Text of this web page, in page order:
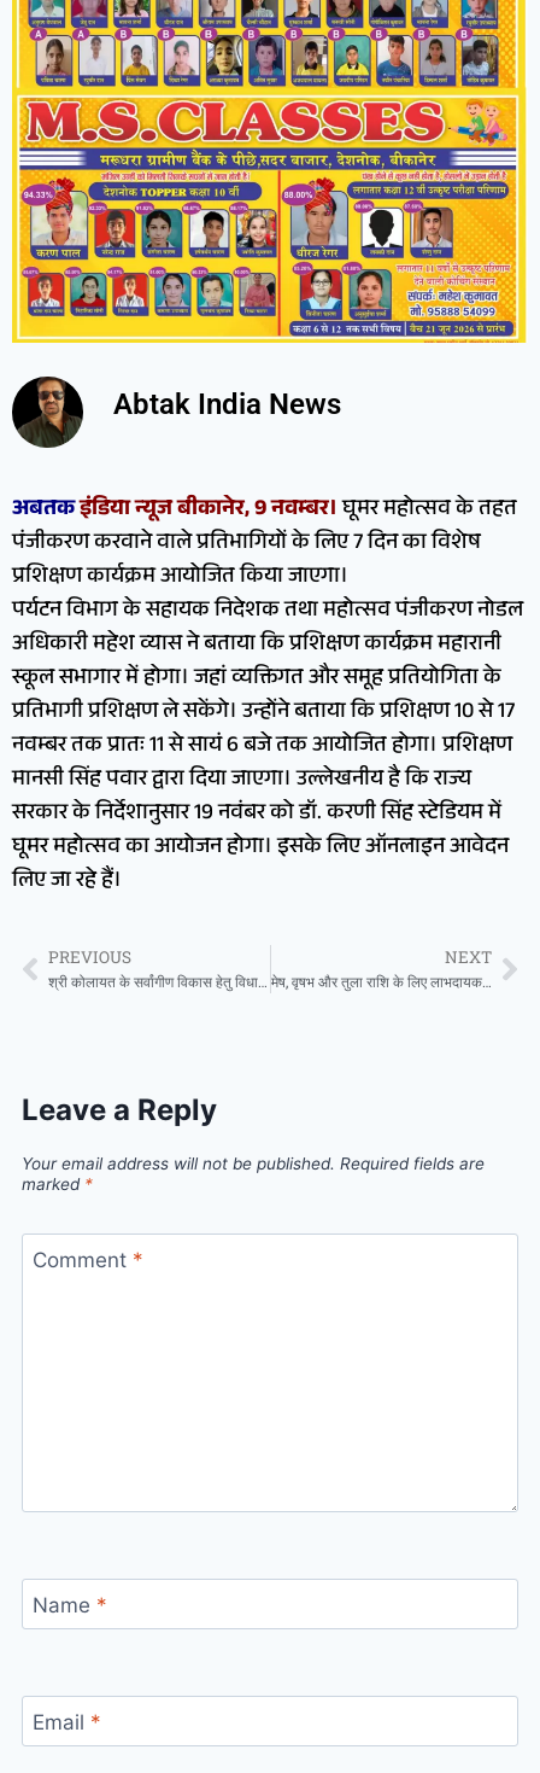
Abtak India News
अबतकइंडिया न्यूज बीकानेर, 9 नवम्बर।घूमर महोत्सव के तहत
पंजीकरण करवाने वाले प्रतिभागियों के लिए 7 दिन का विशेष
प्रशिक्षण कार्यक्रम आयोजित किया जाएगा।
पर्यटन विभाग के सहायक निदेशक तथा महोत्सव पंजीकरण नोडल
अधिकारी महेश व्यास ने बताया कि प्रशिक्षण कार्यक्रम महारानी
स्कूल सभागार में होगा। जहां व्यक्तिगत और समूह प्रतियोगिता के
प्रतिभागी प्रशिक्षण ले सकेंगे। उन्होंने बताया कि प्रशिक्षण 10 से 17
नवम्बर तक प्रातः 11 से सायं 6 बजे तक आयोजित होगा। प्रशिक्षण
मानसी सिंह पवार द्वारा दिया जाएगा। उल्लेखनीय है कि राज्य
सरकार के निर्देशानुसार 19 नवंबर को डॉ. करणी सिंह स्टेडियम में
घूमर महोत्सव का आयोजन होगा। इसके लिए ऑनलाइन आवेदन
लिए जा रहे हैं।
PREVIOUS
श्री कोलायत के सर्वांगीण विकास हेतु विधायक अंशुमान सिंह भाटी की अध्यक्षता में समन्वय बैठक
NEXT
मेष, वृषभ और तुला राशि के लिए लाभदायक दिन, राजयोग का मिलेगा लाभ, जानें अपना आज का भविष्यफल
Leave a Reply
Your email address will not be published. Required fields are
marked *
Comment *
Name *
Email *